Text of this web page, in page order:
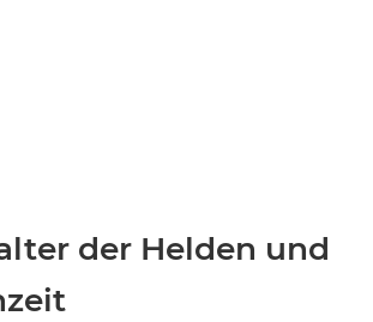
der Helden und